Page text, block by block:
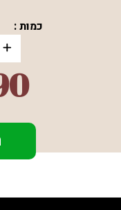
כמות :